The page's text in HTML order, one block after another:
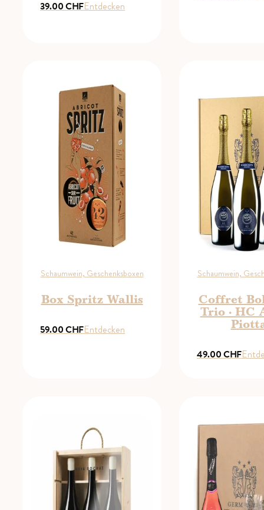
39.00CHFEntdecken
Schaumwein, Geschenksboxen
Box Spritz Wallis
59.00CHFEntdecken
Schaumwein,
Coffret
Trio · HC
49.00CHF